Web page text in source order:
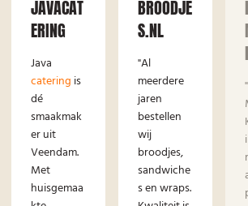
JAVACAT
ERING
Java
catering is
dé
smaakmak
er uit
Veendam.
Met
huisgemaa
BROODJE
S.NL
"Al
meerdere
jaren
bestellen
wij
broodjes,
sandwiche
s en wraps.